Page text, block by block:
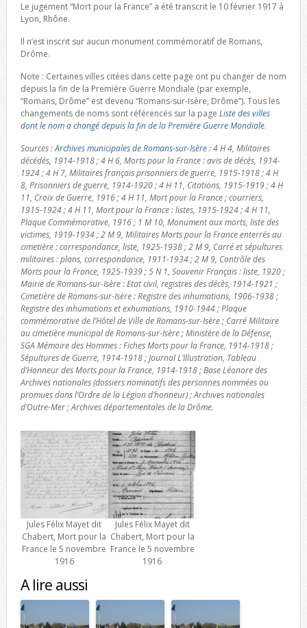
Le jugement “Mort pour la France” a été transcrit le 10 février 1917 à
Lyon, Rhône.
Il n’est inscrit sur aucun monument commémoratif de Romans,
Drôme.
Note : Certaines villes citées dans cette page ont pu changer de nom
depuis la fin de la Première Guerre Mondiale (par exemple,
“Romans, Drôme” est devenu “Romans-sur-Isère, Drôme”). Tous les
changements de noms sont référencés sur la page Liste des villes
dont le nom a changé depuis la fin de la Première Guerre Mondiale.
Sources :Archives municipales de Romans-sur-Isère: 4 H 4, Militaires
décédés, 1914-1918 ; 4 H 6, Morts pour la France : avis de décès, 1914-
1924 ; 4 H 7, Militaires français prisonniers de guerre, 1915-1918 ; 4 H
8, Prisonniers de guerre, 1914-1920 ; 4 H 11, Citations, 1915-1919 ; 4 H
11, Croix de Guerre, 1916 ; 4 H 11, Mort pour la France ; courriers,
1915-1924 ; 4 H 11, Mort pour la France : listes, 1915-1924 ; 4 H 11,
Plaque Commémorative, 1916 ; 1 M 10, Monument aux morts, liste des
victimes, 1919-1934 ; 2 M 9, Militaires Morts pour la France enterrés au
cimetière : correspondance, liste, 1925-1938 ; 2 M 9, Carré et sépultures
militaires : plans, correspondance, 1911-1934 ; 2 M 9, Contrôle des
Morts pour la France, 1925-1939 ; 5 N 1, Souvenir Français : liste, 1920 ;
Mairie de Romans-sur-Isère : Etat civil, registres des décès, 1914-1921 ;
Cimetière de Romans-sur-Isère : Registre des inhumations, 1906-1938 ;
Registre des inhumations et exhumations, 1910-1944 ; Plaque
commémorative de l’Hôtel de Ville de Romans-sur-Isère ; Carré Militaire
au cimetière municipal de Romans-sur-Isère ; Ministère de la Défense,
SGA Mémoire des Hommes : Fiches Morts pour la France, 1914-1918 ;
Sépultures de Guerre, 1914-1918 ; Journal L’Illustration, Tableau
d’Honneur des Morts pour la France, 1914-1918 ; Base Léonore des
Archives nationales (dossiers nominatifs des personnes nommées ou
promues dans l’Ordre de la Légion d’honneur) ; Archives nationales
d’Outre-Mer ; Archives départementales de la Drôme.
Jules Félix Mayet dit
Chabert, Mort pour la
France le 5 novembre
1916
Jules Félix Mayet dit
Chabert, Mort pour la
France le 5 novembre
1916
A lire aussi